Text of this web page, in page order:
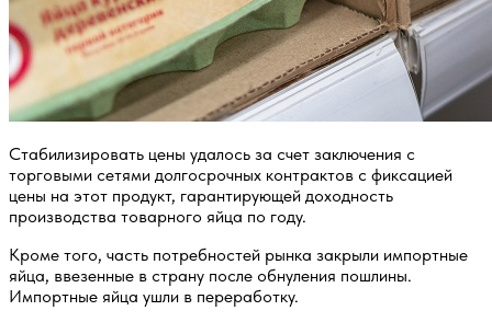
Стабилизировать цены удалось за счет заключения с
торговыми сетями долгосрочных контрактов с фиксацией
цены на этот продукт, гарантирующей доходность
производства товарного яйца по году.
Кроме того, часть потребностей рынка закрыли импортные
яйца, ввезенные в страну после обнуления пошлины.
Импортные яйца ушли в переработку.